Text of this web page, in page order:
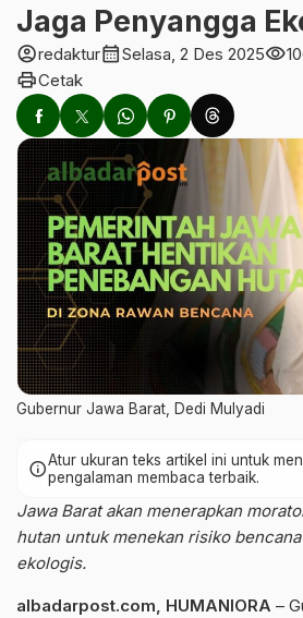
Jaga Penyangga
account_circleredakturcalendar_monthSelasa, 2 Des 2025visibility
printCetak
Gubernur Jawa Barat, Dedi Mulyadi
infoAtur ukuran teks artikel ini untuk
pengalaman membaca terbaik.
Jawa Barat akan menerapkan
hutan untuk menekan risiko
ekologis.
albadarpost.com, HUMANIORA –